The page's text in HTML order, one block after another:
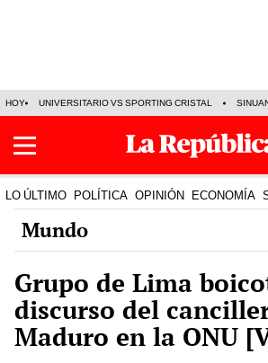
HOY UNIVERSITARIO VS SPORTING CRISTAL
LO ÚLTIMO POLÍTICA OPINIÓN ECONOMÍA
Mundo
Grupo de Lima
discurso del
Maduro en la ONU